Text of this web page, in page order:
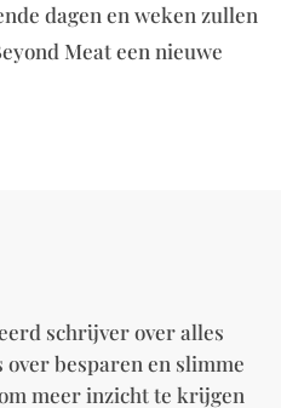
dagen en weken zullen
Meat een nieuwe
schrijver over alles
besparen en slimme
meer inzicht te krijgen